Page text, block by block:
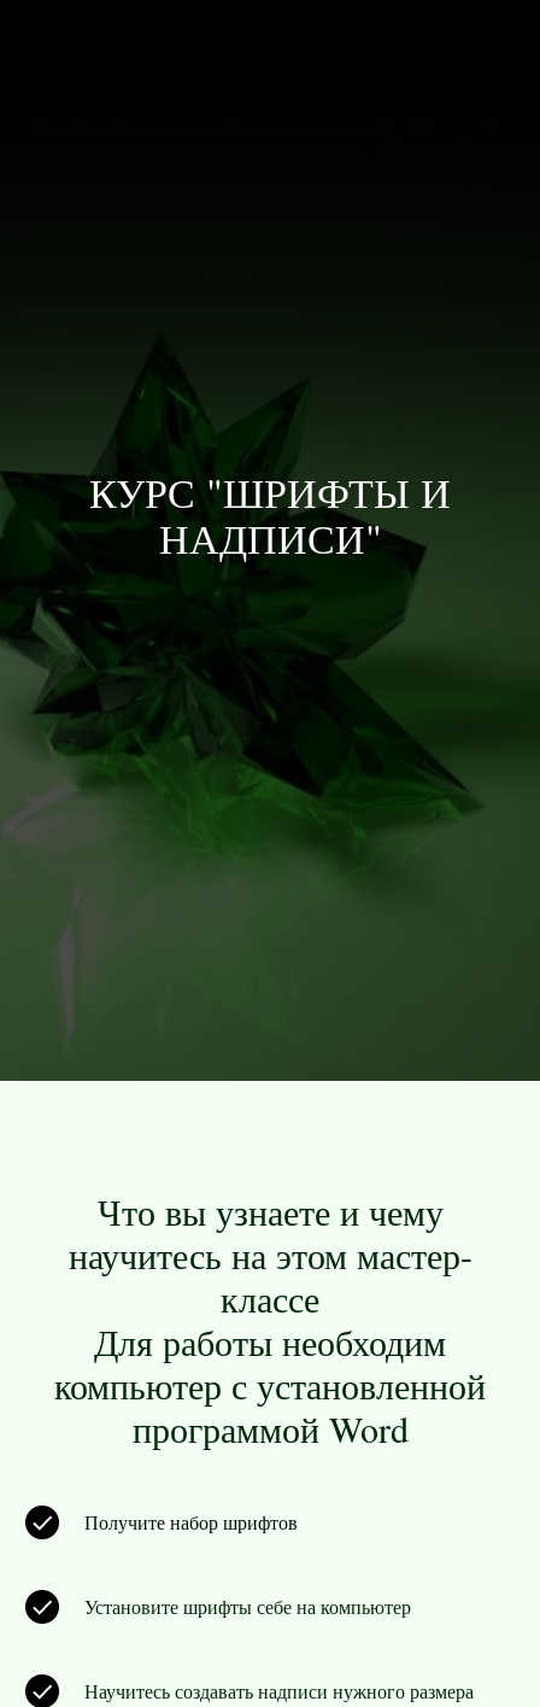
КУРС "ШРИФТЫ И
НАДПИСИ"
Что вы узнаете и чему
научитесь на этом мастер-
классе
Для работы необходим
компьютер с установленной
программой Word
Получите набор шрифтов
Установите шрифты себе на компьютер
Научитесь создавать надписи нужного размера